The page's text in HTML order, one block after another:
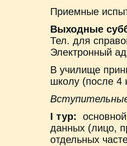
Приемные
Выходные
Тел. для
Электронный
В училище
школу (после 4
I тур:
данных (лицо,
отдельных